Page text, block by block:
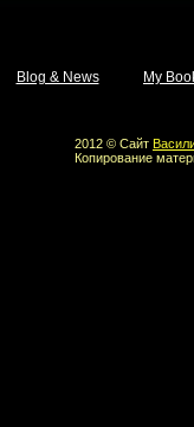
Blog & News My
2012 © Сайт
Копирование